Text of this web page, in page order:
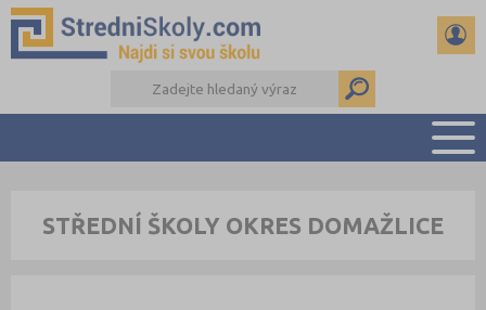
PŘÍPRAVA NA PŘIJÍMAČKY
STŘEDNÍ ŠKOLY OKRES DOMAŽLICE